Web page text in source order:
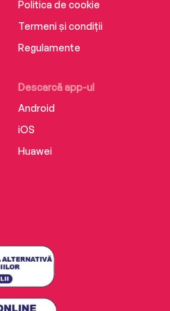
Descarcă app-ul
Android
iOS
Huawei
Politica de cookie
Termeni și condiții
Regulamente